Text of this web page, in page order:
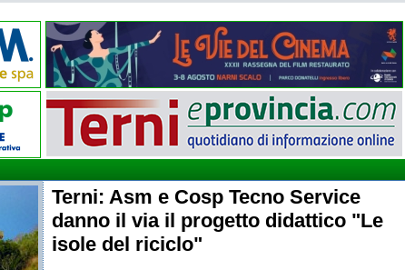
Terni: Asm e Cosp Tecno Service
danno il via il progetto didattico "Le
isole del riciclo"